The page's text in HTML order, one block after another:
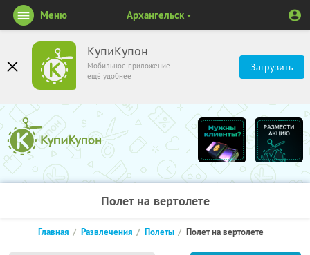
КупиКупон
Мобильное приложение
ещё удобнее
Загрузить
Меню Архангельск
Полет на вертолете
Главная Развлечения Полеты Полет на вертолете